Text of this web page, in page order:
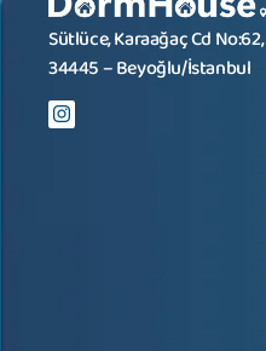
Sütlüce, Karaağaç Cd No:62,
34445 – Beyoğlu/İstanbul